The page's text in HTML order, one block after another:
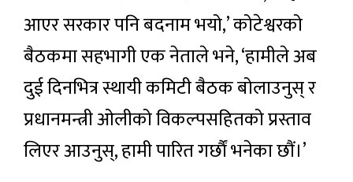
आएर सरकार पनि बदनाम भयो,’ कोटेश्वरको
बैठकमा सहभागी एक नेताले भने, ‘हामीले अब
दुई दिनभित्र स्थायी कमिटी बैठक बोलाउनुस् र
प्रधानमन्त्री ओलीको विकल्पसहितको प्रस्ताव
लिएर आउनुस्, हामी पारित गर्छाैं भनेका छौं।’